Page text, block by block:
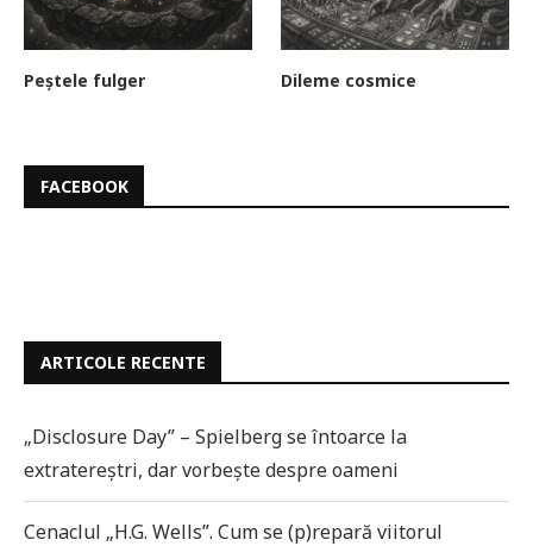
Peștele fulger Dileme cosmice
FACEBOOK
ARTICOLE RECENTE
„Disclosure Day” – Spielberg se întoarce la
extratereștri, dar vorbește despre oameni
Cenaclul „H.G. Wells”. Cum se (p)repară viitorul